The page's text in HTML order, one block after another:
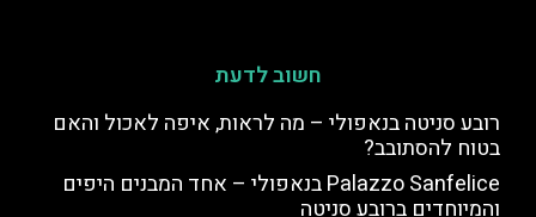
חשוב לדעת
רובע סניטה בנאפולי – מה לראות, איפה לאכול והאם
בטוח להסתובב?
Palazzo Sanfelice בנאפולי – אחד המבנים היפים
והמיוחדים ברובע סניטה